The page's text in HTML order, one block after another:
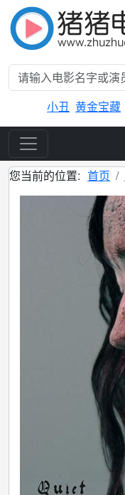
小丑 黄金宝藏
您当前的位置: 首页